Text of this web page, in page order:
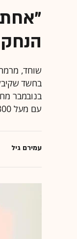
שוחד,
עם מעל 300 נחקרים ומעורבים
עמירם גיל